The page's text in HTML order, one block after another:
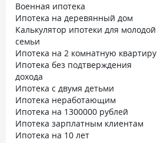
Военная ипотека
Ипотека на деревянный дом
Калькулятор ипотеки для молодой
семьи
Ипотека на 2 комнатную квартиру
Ипотека без подтверждения
дохода
Ипотека с двумя детьми
Ипотека неработающим
Ипотека на 1300000 рублей
Ипотека зарплатным клиентам
Ипотека на 10 лет